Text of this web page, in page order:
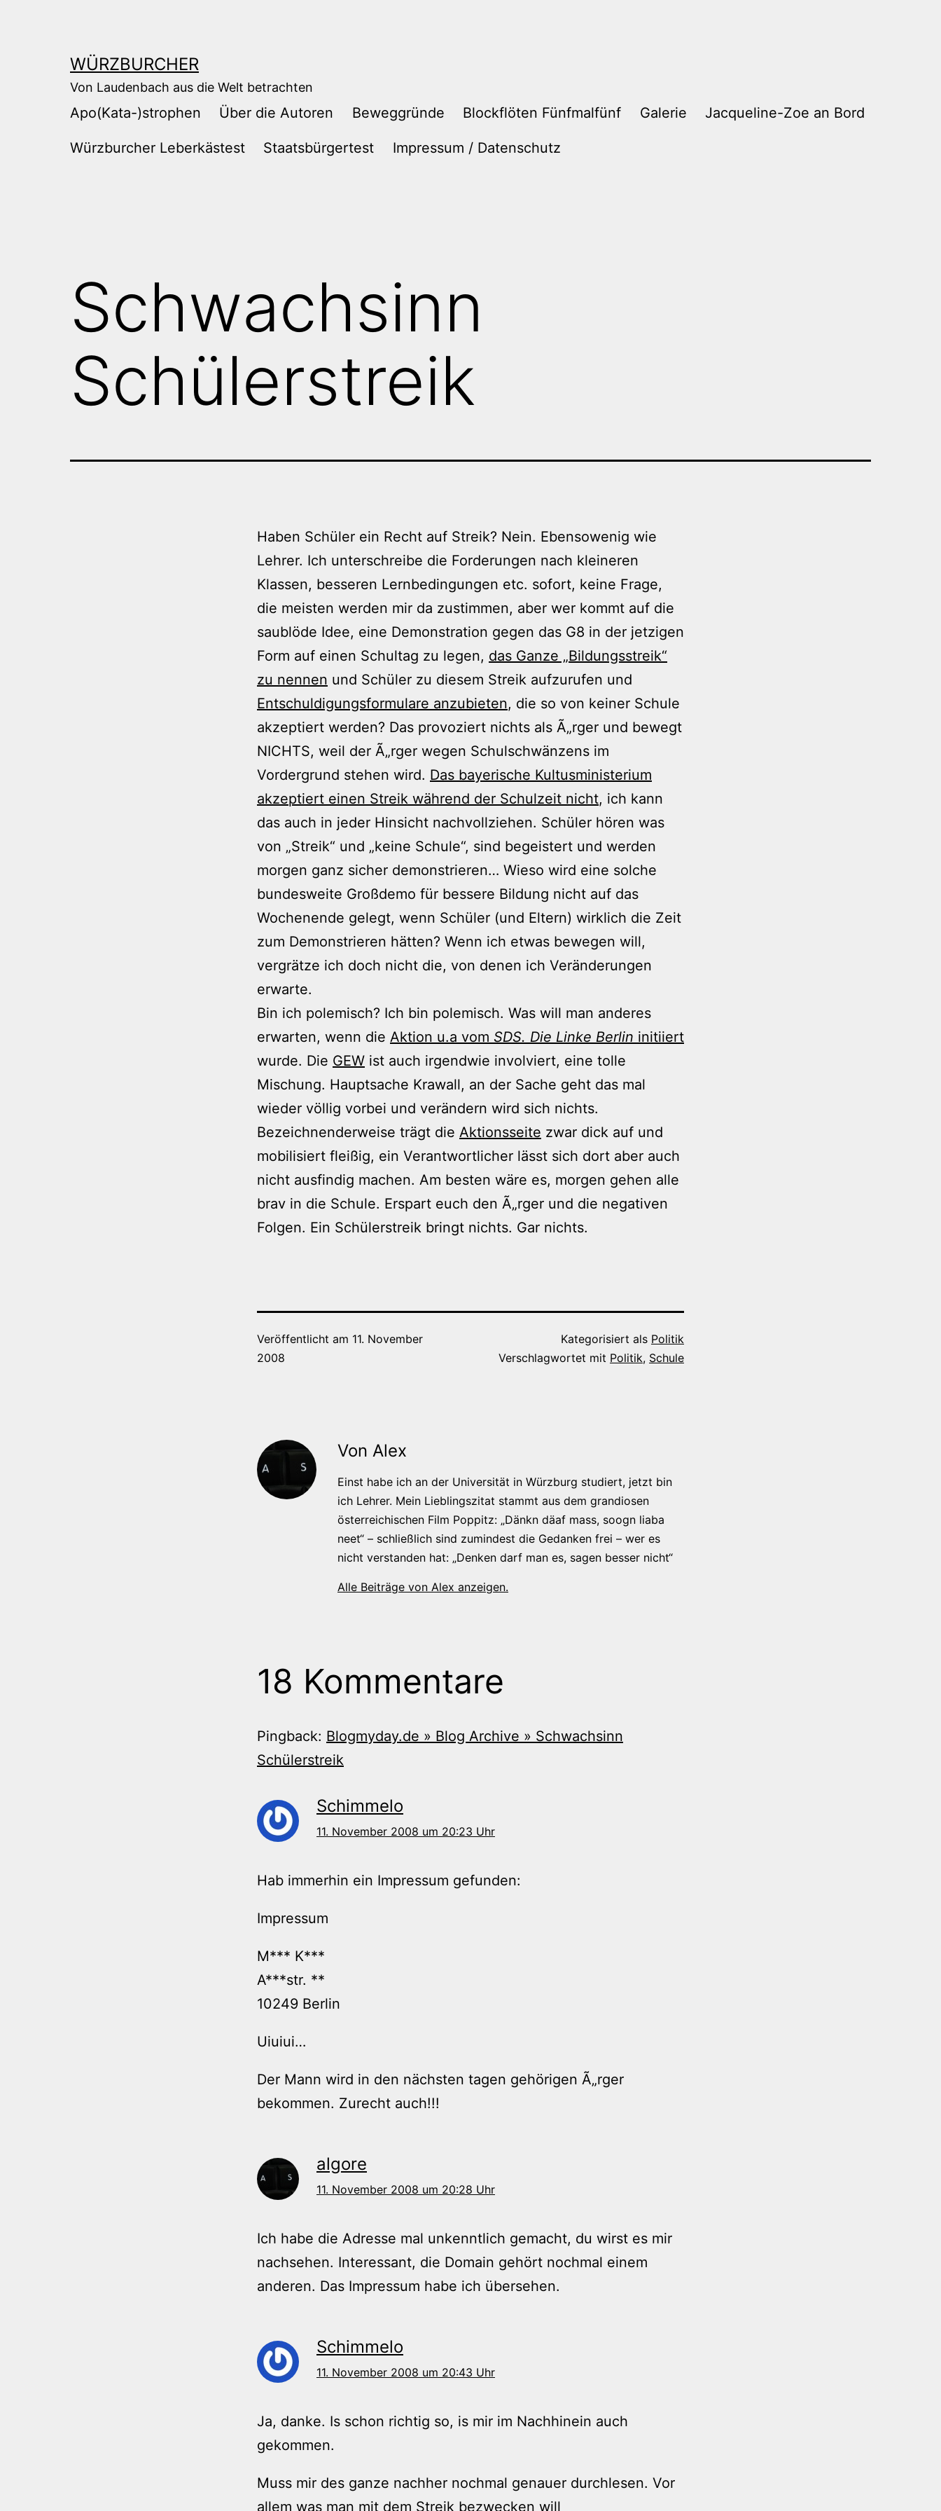
WÜRZBURCHER
Von Laudenbach aus die Welt betrachten
Apo(Kata-)strophen Über die Autoren Beweggründe Blockflöten Fünfmalfünf Galerie Jacqueline-Zoe an Bord
Würzburcher Leberkästest Staatsbürgertest Impressum / Datenschutz
Schwachsinn
Schülerstreik
Haben Schüler ein Recht auf Streik? Nein. Ebensowenig wie
Lehrer. Ich unterschreibe die Forderungen nach kleineren
Klassen, besseren Lernbedingungen etc. sofort, keine Frage,
die meisten werden mir da zustimmen, aber wer kommt auf die
saublöde Idee, eine Demonstration gegen das G8 in der jetzigen
Form auf einen Schultag zu legen, das Ganze „Bildungsstreik“
zu nennen und Schüler zu diesem Streik aufzurufen und
Entschuldigungsformulare anzubieten, die so von keiner Schule
akzeptiert werden? Das provoziert nichts als Ã„rger und bewegt
NICHTS, weil der Ã„rger wegen Schulschwänzens im
Vordergrund stehen wird. Das bayerische Kultusministerium
akzeptiert einen Streik während der Schulzeit nicht, ich kann
das auch in jeder Hinsicht nachvollziehen. Schüler hören was
von „Streik“ und „keine Schule“, sind begeistert und werden
morgen ganz sicher demonstrieren… Wieso wird eine solche
bundesweite Großdemo für bessere Bildung nicht auf das
Wochenende gelegt, wenn Schüler (und Eltern) wirklich die Zeit
zum Demonstrieren hätten? Wenn ich etwas bewegen will,
vergrätze ich doch nicht die, von denen ich Veränderungen
erwarte.
Bin ich polemisch? Ich bin polemisch. Was will man anderes
erwarten, wenn die Aktion u.a vom SDS. Die Linke Berlin initiiert
wurde. Die GEW ist auch irgendwie involviert, eine tolle
Mischung. Hauptsache Krawall, an der Sache geht das mal
wieder völlig vorbei und verändern wird sich nichts.
Bezeichnenderweise trägt die Aktionsseite zwar dick auf und
mobilisiert fleißig, ein Verantwortlicher lässt sich dort aber auch
nicht ausfindig machen. Am besten wäre es, morgen gehen alle
brav in die Schule. Erspart euch den Ã„rger und die negativen
Folgen. Ein Schülerstreik bringt nichts. Gar nichts.
Veröffentlicht am 11. November
2008
Kategorisiert als Politik
Verschlagwortet mit Politik, Schule
Von Alex
Einst habe ich an der Universität in Würzburg studiert, jetzt bin
ich Lehrer. Mein Lieblingszitat stammt aus dem grandiosen
österreichischen Film Poppitz: „Dänkn däaf mass, soogn liaba
neet“ – schließlich sind zumindest die Gedanken frei – wer es
nicht verstanden hat: „Denken darf man es, sagen besser nicht“
Alle Beiträge von Alex anzeigen.
18 Kommentare
Pingback: Blogmyday.de » Blog Archive » Schwachsinn
Schülerstreik
Schimmelo
11. November 2008 um 20:23 Uhr
Hab immerhin ein Impressum gefunden:
Impressum
M*** K***
A***str. **
10249 Berlin
Uiuiui…
Der Mann wird in den nächsten tagen gehörigen Ã„rger
bekommen. Zurecht auch!!!
algore
11. November 2008 um 20:28 Uhr
Ich habe die Adresse mal unkenntlich gemacht, du wirst es mir
nachsehen. Interessant, die Domain gehört nochmal einem
anderen. Das Impressum habe ich übersehen.
Schimmelo
11. November 2008 um 20:43 Uhr
Ja, danke. Is schon richtig so, is mir im Nachhinein auch
gekommen.
Muss mir des ganze nachher nochmal genauer durchlesen. Vor
allem was man mit dem Streik bezwecken will